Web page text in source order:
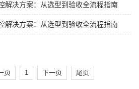
解决方案：从选型到验收全流程指南
解决方案：从选型到验收全流程指南
页 1 下一页 尾页